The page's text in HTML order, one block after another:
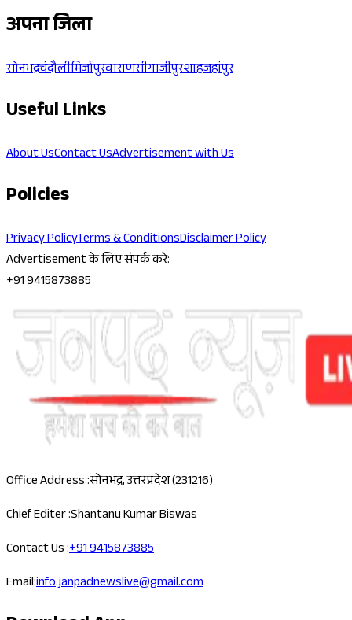
अपना जिला
सोनभद्रचंदौलीमिर्जापुरवाराणसीगाजीपुरशाहजहांपुर
Useful Links
About UsContact UsAdvertisement with Us
Policies
Privacy PolicyTerms & ConditionsDisclaimer Policy
Advertisement के लिए संपर्क करे:
+91 9415873885
Office Address :सोनभद्र, उत्तरप्रदेश (231216)
Chief Editer :Shantanu Kumar Biswas
Contact Us :+91 9415873885
Email:info.janpadnewslive@gmail.com